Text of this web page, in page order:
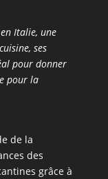
Italie, une
ses
pour donner
pour la
de la
des
grâce à